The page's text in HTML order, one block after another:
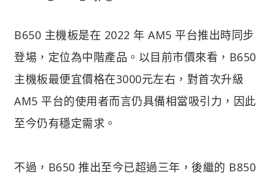
B650 主機板是在 2022 年 AM5 平台推出時同步
登場，定位為中階產品。以目前市價來看，B650
主機板最便宜價格在3000元左右，對首次升級
AM5 平台的使用者而言仍具備相當吸引力，因此
至今仍有穩定需求。
不過，B650 推出至今已超過三年，後繼的 B850